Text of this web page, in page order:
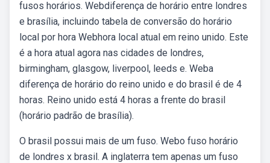
fusos horários. Webdiferença de horário entre londres
e brasília, incluindo tabela de conversão do horário
local por hora Webhora local atual em reino unido. Este
é a hora atual agora nas cidades de londres,
birmingham, glasgow, liverpool, leeds e. Weba
diferença de horário do reino unido e do brasil é de 4
horas. Reino unido está 4 horas a frente do brasil
(horário padrão de brasília).
O brasil possui mais de um fuso. Webo fuso horário
de londres x brasil. A inglaterra tem apenas um fuso